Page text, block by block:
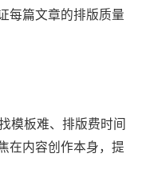
每篇文章的排版质量
模板难、排版费时间
在内容创作本身，提